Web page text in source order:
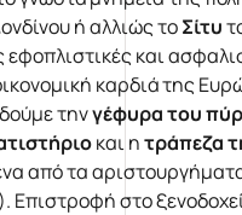
ή αλλιώς τοΣίτυ
και
καρδιά της
τηνγέφυρα του
και ητράπεζα
από τα
Επιστροφή στο